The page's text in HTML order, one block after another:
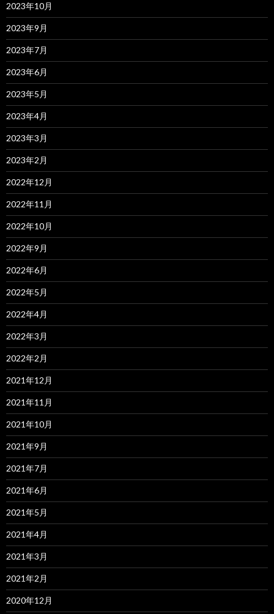
2023年10月
2023年9月
2023年7月
2023年6月
2023年5月
2023年4月
2023年3月
2023年2月
2022年12月
2022年11月
2022年10月
2022年9月
2022年6月
2022年5月
2022年4月
2022年3月
2022年2月
2021年12月
2021年11月
2021年10月
2021年9月
2021年7月
2021年6月
2021年5月
2021年4月
2021年3月
2021年2月
2020年12月